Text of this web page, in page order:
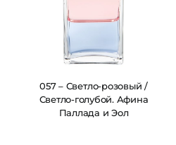
057 – Светло-розовый /
Светло-голубой. Афина
Паллада и Эол